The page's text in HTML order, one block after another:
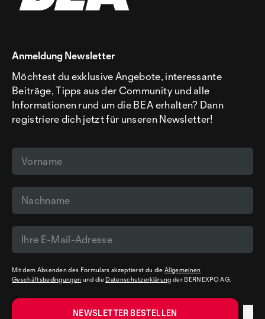
Anmeldung Newsletter
Möchtest du exklusive Angebote, interessante
Beiträge, Tipps aus der Community und alle
Informationen rund um die BEA erhalten? Dann
registriere dich jetzt für unseren Newsletter!
Mit dem Absenden des Formulars akzeptierst du dieAllgemeinen
Geschäftsbedingungen und die Datenschutzerklärung der BERNEXPO AG.